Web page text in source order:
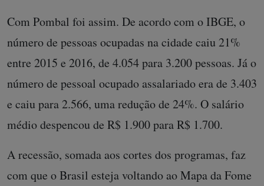
Com Pombal foi assim. De acordo com o IBGE, o
número de pessoas ocupadas na cidade caiu 21%
entre 2015 e 2016, de 4.054 para 3.200 pessoas. Já o
número de pessoal ocupado assalariado era de 3.403
e caiu para 2.566, uma redução de 24%. O salário
médio despencou de R$ 1.900 para R$ 1.700.
A recessão, somada aos cortes dos programas, faz
com que o Brasil esteja voltando ao Mapa da Fome